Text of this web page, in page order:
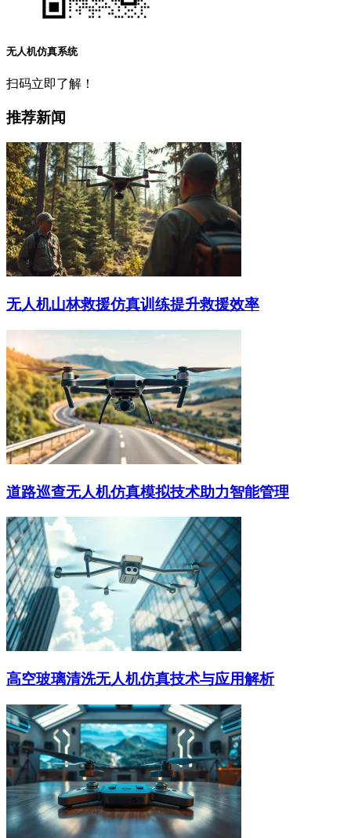
无人机仿真系统
扫码立即了解！
推荐新闻
无人机山林救援仿真训练提升救援效率
道路巡查无人机仿真模拟技术助力智能管理
高空玻璃清洗无人机仿真技术与应用解析